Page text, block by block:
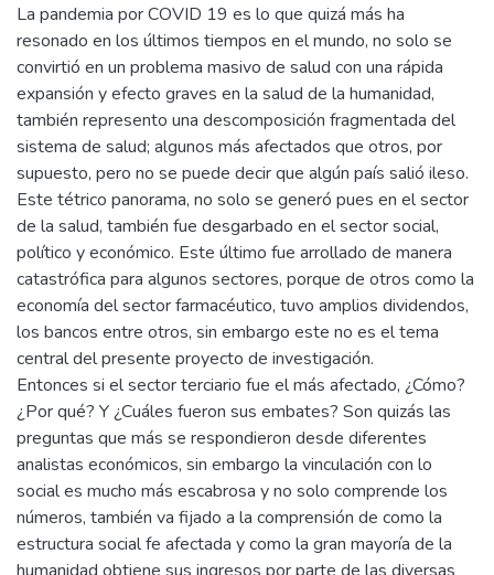
La pandemia por COVID 19 es lo que quizá más ha
resonado en los últimos tiempos en el mundo, no solo se
convirtió en un problema masivo de salud con una rápida
expansión y efecto graves en la salud de la humanidad,
también represento una descomposición fragmentada del
sistema de salud; algunos más afectados que otros, por
supuesto, pero no se puede decir que algún país salió ileso.
Este tétrico panorama, no solo se generó pues en el sector
de la salud, también fue desgarbado en el sector social,
político y económico. Este último fue arrollado de manera
catastrófica para algunos sectores, porque de otros como la
economía del sector farmacéutico, tuvo amplios dividendos,
los bancos entre otros, sin embargo este no es el tema
central del presente proyecto de investigación.
Entonces si el sector terciario fue el más afectado, ¿Cómo?
¿Por qué? Y ¿Cuáles fueron sus embates? Son quizás las
preguntas que más se respondieron desde diferentes
analistas económicos, sin embargo la vinculación con lo
social es mucho más escabrosa y no solo comprende los
números, también va fijado a la comprensión de como la
estructura social fe afectada y como la gran mayoría de la